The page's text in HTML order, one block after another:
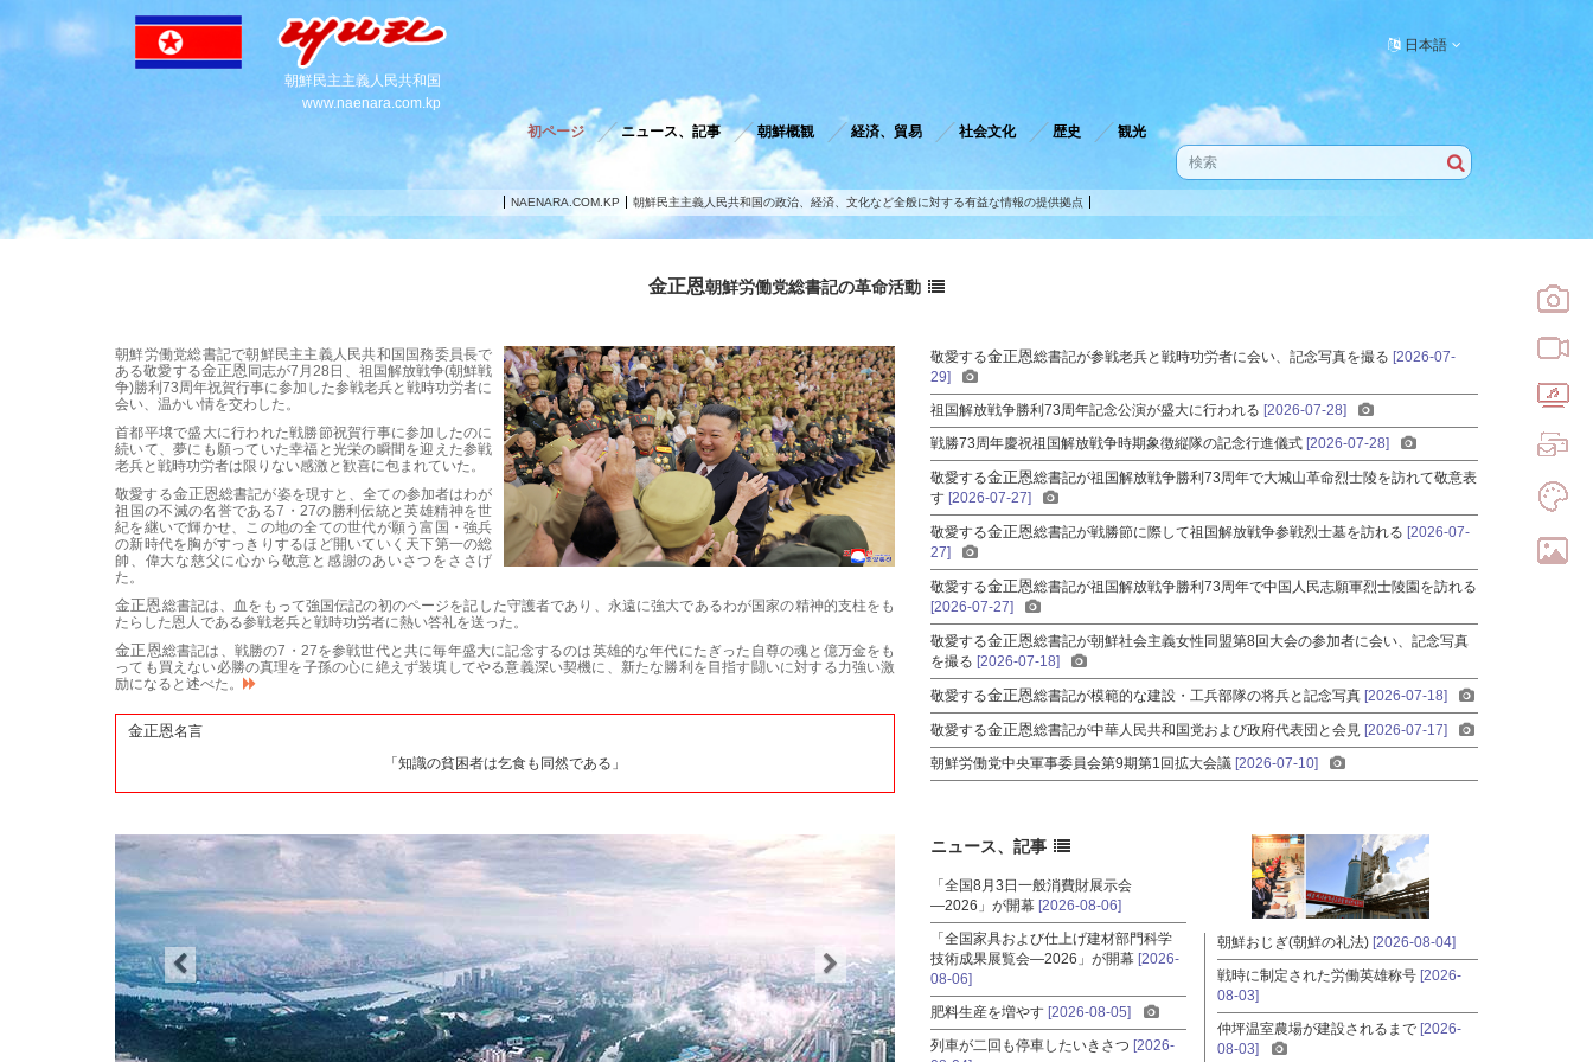
朝鮮民主主義人民共和国
www.naenara.com.kp
日本語
初ページ ニュース、記事 朝鮮概観 経済、貿易 社会文化 歴史 観光
NAENARA.COM.KP 朝鮮民主主義人民共和国の政治、経済、文化など全般に対する有益な情報の提供拠点
金正恩朝鮮労働党総書記の革命活動
朝鮮労働党総書記で朝鮮民主主義人民共和国 国務委員長で
ある敬愛する金正恩 同志が7月28日、祖国解放戦争(朝鮮戦
争)勝利73周年祝賀行事に参加した参戦老兵と戦時功労者に
会い、温かい情を交わした。
首都平壌で盛大に行われた戦勝節祝賀行事に参加したのに
続いて、夢にも願っていた幸福と光栄の瞬間を迎えた参戦
老兵と戦時功労者は限りない感激と歓喜に包まれていた。
敬愛する金正恩総書記が姿を現すと、全ての参加者はわが
祖国の不滅の名誉である7・27の勝利伝統と英雄精神を世
紀を継いで輝かせ、この地の全ての世代が願う富国・強兵
の新時代を胸がすっきりするほど開いていく天下第一の総
帥、 偉大な慈父に心から敬意と感謝のあいさつをささげ
た。
金正恩総書記は、血をもって強国伝記の初のページを記した守護者であり、永遠に強大であるわが国家の精神的支柱をも
たらした恩人である参戦老兵と戦時功労者に熱い答礼を送った。
金正恩総書記は、戦勝の7・27を参戦世代と共に毎年盛大に記念するのは英雄的な年代にたぎった自尊の魂と億万金をも
っても買えない必勝の真理を子孫の心に絶えず装填してやる意義深い契機に、新たな勝利を目指す闘いに対する力強い激
励になると述べた。
金正恩名言
「知識の貧困者は乞食も同然である」
敬愛する金正恩総書記が参戦老兵と戦時功労者に会い、記念写真を撮る [2026-07-
29]
祖国解放戦争勝利73周年記念公演が盛大に行われる [2026-07-28]
戦勝73周年慶祝祖国解放戦争時期象徴縦隊の記念行進儀式 [2026-07-28]
敬愛する金正恩総書記が祖国解放戦争勝利73周年で大城山革命烈士陵を訪れて敬意表
す [2026-07-27]
敬愛する金正恩総書記が戦勝節に際して祖国解放戦争参戦烈士墓を訪れる [2026-07-
27]
敬愛する金正恩総書記が祖国解放戦争勝利73周年で中国人民志願軍烈士陵園を訪れる
[2026-07-27]
敬愛する金正恩総書記が朝鮮社会主義女性同盟第8回大会の参加者に会い、記念写真
を撮る [2026-07-18]
敬愛する金正恩総書記が模範的な建設・工兵部隊の将兵と記念写真 [2026-07-18]
敬愛する金正恩総書記が中華人民共和国党および政府代表団と会見 [2026-07-17]
朝鮮労働党中央軍事委員会第9期第1回拡大会議 [2026-07-10]
ニュース、記事
「全国8月3日一般消費財展示会
―2026」が開幕 [2026-08-06]
「全国家具および仕上げ建材部門科学
技術成果展覧会―2026」が開幕 [2026-
08-06]
肥料生産を増やす [2026-08-05]
列車が二回も停車したいきさつ [2026-
朝鮮おじぎ(朝鮮の礼法)[2026-08-04]
戦時に制定された労働英雄称号[2026-
08-03]
仲坪温室農場が建設されるまで[2026-
08-03]